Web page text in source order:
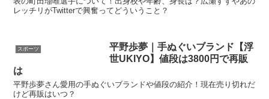
レッチリがTwitterで興奮ってどういうこと？
スポーツ
平野歩夢｜手ぬぐいブランド【浮
世UKIYO】値段は3800円で再販
は
平野歩夢さん愛用の手ぬぐいブランドや値段の紹介！現在売り切れだ
けど再販はいつ？